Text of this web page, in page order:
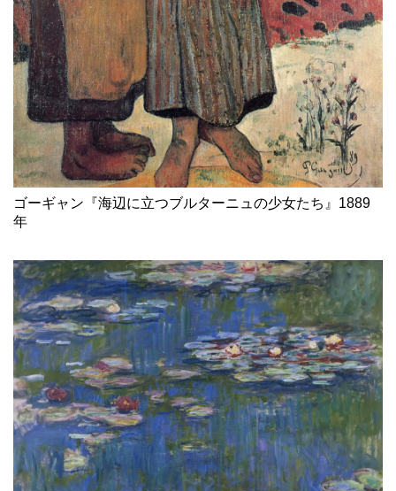
ゴーギャン『海辺に立つブルターニュの少女たち』1889
年